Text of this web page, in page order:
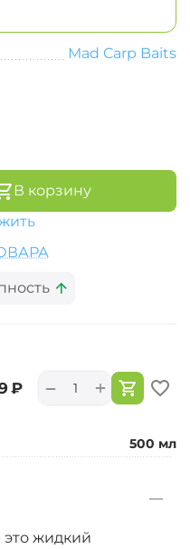
Mad Carp Baits
В корзину
₽ +
−
500 мл
это жидкий